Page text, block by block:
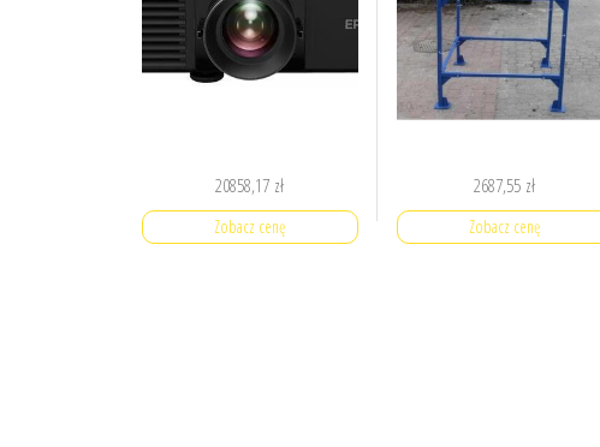
20858,17 zł
Zobacz cenę
2687,55 zł
Zobacz cenę